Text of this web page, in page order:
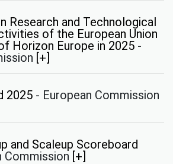
Research and Technological
of the European Union
Horizon Europe in 2025 -
[+]
2025 - European Commission
and Scaleup Scoreboard
Commission [+]